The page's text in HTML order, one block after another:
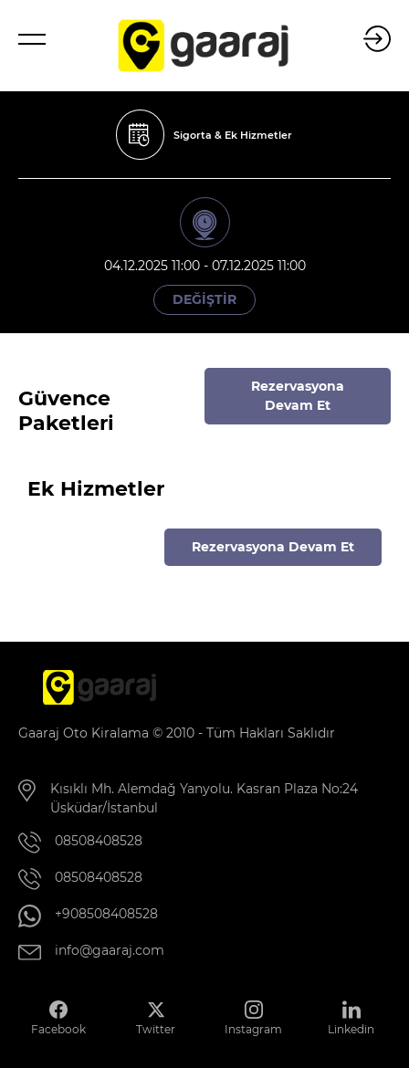
Sigorta & Ek Hizmetler
04.12.2025 11:00 - 07.12.2025 11:00
DEĞİŞTİR
Güvence
Paketleri
Rezervasyona
Devam Et
Ek Hizmetler
Rezervasyona Devam Et
Gaaraj Oto Kiralama © 2010 - Tüm Hakları Saklıdır
Kısıklı Mh. Alemdağ Yanyolu. Kasran Plaza No:24
Üsküdar/İstanbul
08508408528
08508408528
+908508408528
info@gaaraj.com
Facebook Twitter Instagram Linkedin